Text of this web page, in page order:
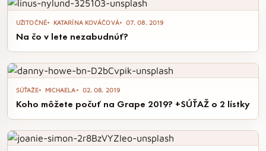
UŽITOČNÉ KATARÍNA KOVÁČOVÁ 07. 08. 2019
Na čo v lete nezabudnúť?
SÚŤAŽE MICHAELA 02. 08. 2019
Koho môžete počuť na Grape 2019? +SÚŤAŽ o 2 lístky